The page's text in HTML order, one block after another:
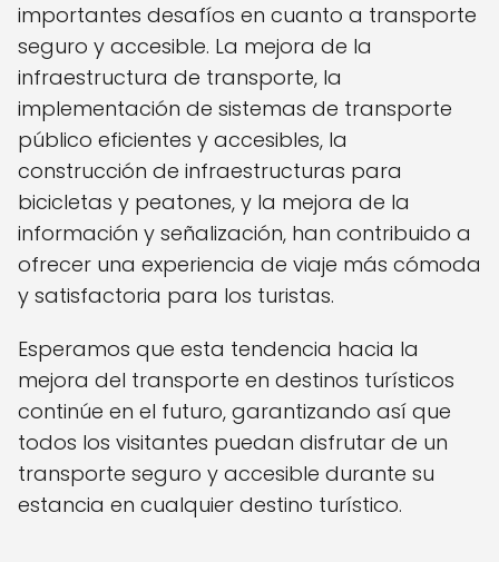
importantes desafíos en cuanto a transporte
seguro y accesible. La mejora de la
infraestructura de transporte, la
implementación de sistemas de transporte
público eficientes y accesibles, la
construcción de infraestructuras para
bicicletas y peatones, y la mejora de la
información y señalización, han contribuido a
ofrecer una experiencia de viaje más cómoda
y satisfactoria para los turistas.
Esperamos que esta tendencia hacia la
mejora del transporte en destinos turísticos
continúe en el futuro, garantizando así que
todos los visitantes puedan disfrutar de un
transporte seguro y accesible durante su
estancia en cualquier destino turístico.